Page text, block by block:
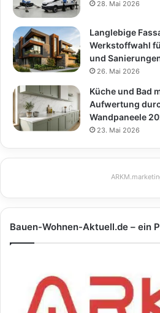
28. Mai 2026
Langlebige
Werkstoffwahl
und
26. Mai 2026
Küche und Bad
Aufwertung
Wandpaneele
23. Mai 2026
Bauen-Wohnen-Aktuell.de – ein